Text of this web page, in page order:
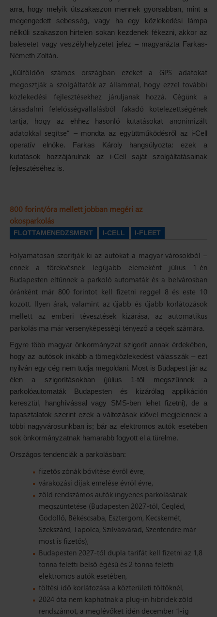
arra, hogy melyik útszakaszon mennek gyorsabban, mint a
megengedett sebesség, vagy ha egy közlekedési lámpa
nélküli szakaszon hirtelen sokan kezdenek fékezni, akkor az
balesetet vagy veszélyhelyzetet jelez – magyarázta Farkas-
Németh Zoltán.
„Külföldön számos országban ezeket a GPS adatokat
megosztják a szolgáltatók az állammal, hogy ezzel további
közlekedési fejlesztésekhez járuljanak hozzá. Cégünk a
társadalmi felelősségvállalásból fakadó kötelezettségének
tartja, hogy az ehhez hasonló kutatásokat anonimizált
adatokkal segítse” – mondta az együttműködésről az i-Cell
operatív elnöke. Farkas Károly hangsúlyozta: ezek a
kutatások hozzájárulnak az i-Cell saját szolgáltatásainak
fejlesztéséhez is.
800 forint/óra mellett jobban megéri az
okosparkolás
FLOTTAMENEDZSMENT I-CELL I-FLEET
Folyamatosan szorítják ki az autókat a magyar városokból –
ennek a törekvésnek legújabb elemeként július 1-én
Budapesten eltűnnek a parkoló automaták és a belvárosban
óránként már 800 forintot kell fizetni reggel 8 és este 10
között. Ilyen árak, valamint az újabb és újabb korlátozások
mellett az emberi tévesztések kizárása, az automatikus
parkolás ma már versenyképességi tényező a cégek számára.
Egyre több magyar önkormányzat szigorít annak érdekében,
hogy az autósok inkább a tömegközlekedést válasszák – ezt
nyilván egy cég nem tudja megoldani. Most is Budapest jár az
élen a szigorításokban (július 1-től megszűnnek a
parkolóautomaták Budapesten és kizárólag applikáción
keresztül, hanghívással vagy SMS-ben lehet fizetni), de a
tapasztalatok szerint ezek a változások idővel megjelennek a
többi nagyvárosunkban is; bár az elektromos autók esetében
sok önkormányzatnak hamarabb fogyott el a türelme.
Országos tendenciák a parkolásban:
fizetős zónák bővítése évről évre,
várakozási díjak emelése évről évre,
zöld rendszámos autók ingyenes parkolásának
megszüntetése (Budapesten 2027-től, Cegléd,
Gödöllő, Békéscsaba, Esztergom, Kecskemét,
Szekszárd, Tapolca, Szilvásvárad, Szentendre már
most is fizetős),
Budapesten 2027-től dupla tarifát kell fizetni az 1,8
tonna feletti belső égésű és 2 tonna feletti
elektromos autók esetében,
töltési idő korlátozása a közterületi töltőknél,
2024 óta nem kaphatnak a plug-in hibridek zöld
rendszámot, a meglévőket idén december 1-ig